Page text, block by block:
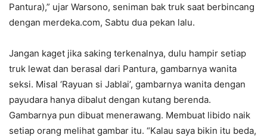
Pantura),” ujar Warsono, seniman bak truk saat berbincang
dengan merdeka.com, Sabtu dua pekan lalu.
Jangan kaget jika saking terkenalnya, dulu hampir setiap
truk lewat dan berasal dari Pantura, gambarnya wanita
seksi. Misal ‘Rayuan si Jablai’, gambarnya wanita dengan
payudara hanya dibalut dengan kutang berenda.
Gambarnya pun dibuat menerawang. Membuat libido naik
setiap orang melihat gambar itu. “Kalau saya bikin itu beda,